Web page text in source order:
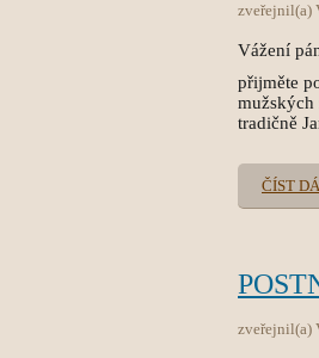
zveřejnil(a)
Vážení
přijměte
mužských
tradičně
ČÍST
zveřejnil(a)